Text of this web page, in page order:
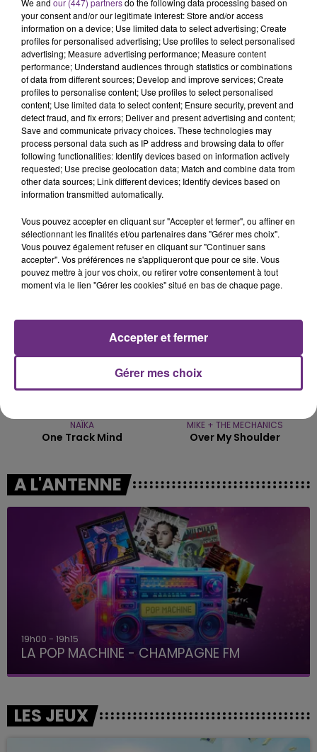
s'est avéré être plus précoce que prévu,
l'inspection du Travail en profite pour rappeler
les conditions de...
TITRES DIFFUSÉS
8h47
8h47
SAM SMITH
Stay With Me
8h43
8h43
ANGELE & JUSTICE
What You Want
8h35
8h35
NAÏKA
One Track Mind
8h32
8h32
MIKE + THE MECHANICS
Over My Shoulder
A L'ANTENNE
19h00 - 19h15
LA POP MACHINE - CHAMPAGNE FM
LES JEUX
We and our (447) partnersdo the following data processing based on
your consent and/or our legitimate interest: Store and/or access
information on a device; Use limited data to select advertising; Create
profiles for personalised advertising; Use profiles to select personalised
advertising; Measure advertising performance; Measure content
performance; Understand audiences through statistics or combinations
of data from different sources; Develop and improve services; Create
profiles to personalise content; Use profiles to select personalised
content; Use limited data to select content; Ensure security, prevent and
detect fraud, and fix errors; Deliver and present advertising and content;
Save and communicate privacy choices. These technologies may
process personal data such as IP address and browsing data to offer
following functionalities: Identify devices based on information actively
requested; Use precise geolocation data; Match and combine data from
other data sources; Link different devices; Identify devices based on
information transmitted automatically.
Vous pouvez accepter en cliquant sur "Accepter et fermer", ou affiner en
sélectionnant les finalités et/ou partenaires dans "Gérer mes choix".
Vous pouvez également refuser en cliquant sur "Continuer sans
accepter". Vos préférences ne s'appliqueront que pour ce site. Vous
pouvez mettre à jour vos choix, ou retirer votre consentement à tout
moment via le lien "Gérer les cookies" situé en bas de chaque page.
Gérer mes choix
Accepter et fermer